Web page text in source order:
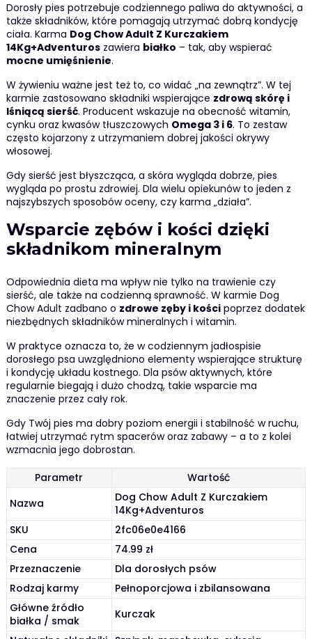
Dorosły pies potrzebuje codziennego paliwa do aktywności, a
także składników, które pomagają utrzymać dobrą kondycję
ciała. Karma Dog Chow Adult Z Kurczakiem
14Kg+Adventuroszawiera białko – tak, aby wspierać
mocne umięśnienie.
W żywieniu ważne jest też to, co widać „na zewnątrz”. W tej
karmie zastosowano składniki wspierające zdrową skórę i
lśniącą sierść. Producent wskazuje na obecność witamin,
cynku oraz kwasów tłuszczowych Omega 3 i 6. To zestaw
często kojarzony z utrzymaniem dobrej jakości okrywy
włosowej.
Gdy sierść jest błyszcząca, a skóra wygląda dobrze, pies
wygląda po prostu zdrowiej. Dla wielu opiekunów to jeden z
najszybszych sposobów oceny, czy karma „działa”.
Wsparcie zębów i kości dzięki
składnikom mineralnym
Odpowiednia dieta ma wpływ nie tylko na trawienie czy
sierść, ale także na codzienną sprawność. W karmie Dog
Chow Adult zadbano o zdrowe zęby i kościpoprzez dodatek
niezbędnych składników mineralnych i witamin.
W praktyce oznacza to, że w codziennym jadłospisie
dorosłego psa uwzględniono elementy wspierające strukturę
i kondycję układu kostnego. Dla psów aktywnych, które
regularnie biegają i dużo chodzą, takie wsparcie ma
znaczenie przez cały rok.
Gdy Twój pies ma dobry poziom energii i stabilność w ruchu,
łatwiej utrzymać rytm spacerów oraz zabawy – a to z kolei
wzmacnia jego dobrostan.
Parametr
Wartość
Nazwa
Dog Chow Adult Z Kurczakiem
14Kg+Adventuros
SKU
2fc06e0e4166
Cena
74.99 zł
Przeznaczenie
Dla dorosłych psów
Rodzaj karmy
Pełnoporcjowa i zbilansowana
Główne źródło
białka / smak
Kurczak